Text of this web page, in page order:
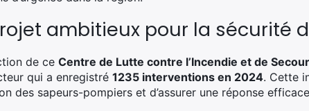
ambitieux pour la sécurité
de ce Centre de Lutte contre l’Incendie et de
qui a enregistré 1235 interventions en 2024. Cette
des sapeurs-pompiers et d’assurer une réponse